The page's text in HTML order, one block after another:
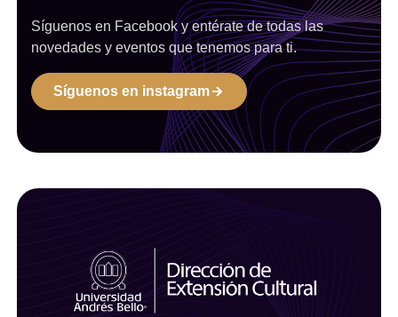
Síguenos en Facebook y entérate de todas las
novedades y eventos que tenemos para ti.
Síguenos en instagram